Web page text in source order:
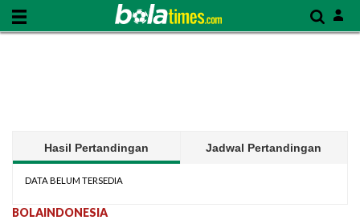
Hasil Pertandingan Jadwal Pertandingan
DATA BELUM TERSEDIA
BOLAINDONESIA